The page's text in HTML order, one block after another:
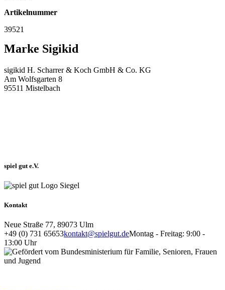
Artikelnummer
39521
Marke Sigikid
sigikid H. Scharrer & Koch GmbH & Co. KG
Am Wolfsgarten 8
95511 Mistelbach
spiel gut e.V.
Kontakt
Neue Straße 77, 89073 Ulm
+49 (0) 731 65653kontakt@spielgut.deMontag - Freitag: 9:00 -
13:00 Uhr